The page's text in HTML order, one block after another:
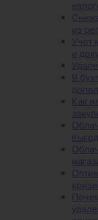
из
Учет
и
Я
Как